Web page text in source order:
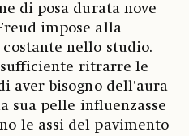
di posa durata nove
impose alla
nello studio.
ritrarre le
aver bisogno dell'aura
sua pelle influenzasse
le assi del pavimento